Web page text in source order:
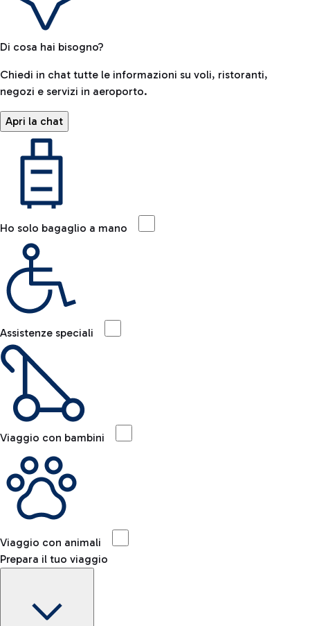
Di cosa hai bisogno?
Chiedi in chat tutte le informazioni su voli, ristoranti,
negozi e servizi in aeroporto.
Apri la chat
Ho solo bagaglio a mano
Assistenze speciali
Viaggio con bambini
Viaggio con animali
Prepara il tuo viaggio